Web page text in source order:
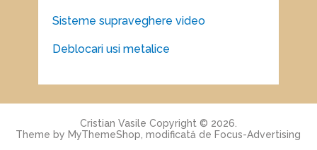
Sisteme supraveghere video
Deblocari usi metalice
Cristian Vasile Copyright © 2026.
Theme by MyThemeShop , modificată de Focus-Advertising